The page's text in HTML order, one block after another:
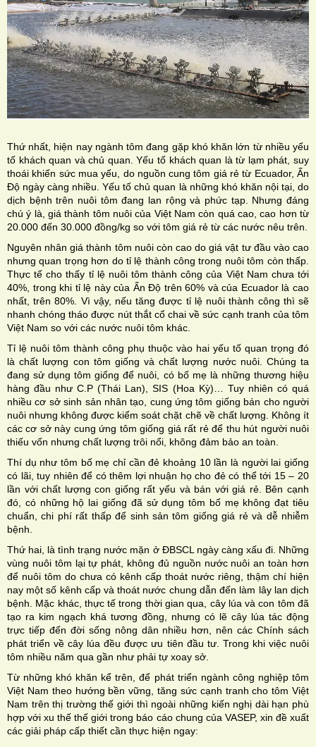
Thứ nhất, hiện nay ngành tôm đang gặp khó khăn lớn từ nhiều yếu
tố khách quan và chủ quan. Yếu tố khách quan là từ lạm phát, suy
thoái khiến sức mua yếu, do nguồn cung tôm giá rẻ từ Ecuador, Ấn
Độ ngày càng nhiều. Yếu tố chủ quan là những khó khăn nội tại, do
dịch bệnh trên nuôi tôm đang lan rộng và phức tạp. Nhưng đáng
chú ý là, giá thành tôm nuôi của Việt Nam còn quá cao, cao hơn từ
20.000 đến 30.000 đồng/kg so với tôm giá rẻ từ các nước nêu trên.
Nguyên nhân giá thành tôm nuôi còn cao do giá vật tư đầu vào cao
nhưng quan trọng hơn do tỉ lệ thành công trong nuôi tôm còn thấp.
Thực tế cho thấy tỉ lệ nuôi tôm thành công của Việt Nam chưa tới
40%, trong khi tỉ lệ này của Ấn Độ trên 60% và của Ecuador là cao
nhất, trên 80%. Vì vậy, nếu tăng được tỉ lệ nuôi thành công thì sẽ
nhanh chóng tháo được nút thắt cổ chai về sức cạnh tranh của tôm
Việt Nam so với các nước nuôi tôm khác.
Tỉ lệ nuôi tôm thành công phụ thuộc vào hai yếu tố quan trọng đó
là chất lượng con tôm giống và chất lượng nước nuôi. Chúng ta
đang sử dụng tôm giống để nuôi, có bố mẹ là những thương hiệu
hàng đầu như C.P (Thái Lan), SIS (Hoa Kỳ)… Tuy nhiên có quá
nhiều cơ sở sinh sản nhân tạo, cung ứng tôm giống bán cho người
nuôi nhưng không được kiểm soát chặt chẽ về chất lượng. Không ít
các cơ sở này cung ứng tôm giống giá rất rẻ để thu hút người nuôi
thiếu vốn nhưng chất lượng trôi nổi, không đảm bảo an toàn.
Thí dụ như tôm bố mẹ chỉ cần đẻ khoảng 10 lần là người lai giống
có lãi, tuy nhiên để có thêm lợi nhuận họ cho đẻ có thể tới 15 – 20
lần với chất lượng con giống rất yếu và bán với giá rẻ. Bên cạnh
đó, có những hộ lai giống đã sử dụng tôm bố mẹ không đạt tiêu
chuẩn, chi phí rất thấp để sinh sản tôm giống giá rẻ và dễ nhiễm
bệnh.
Thứ hai, là tình trạng nước mặn ở ĐBSCL ngày càng xấu đi. Những
vùng nuôi tôm lại tự phát, không đủ nguồn nước nuôi an toàn hơn
để nuôi tôm do chưa có kênh cấp thoát nước riêng, thậm chí hiện
nay một số kênh cấp và thoát nước chung dẫn đến làm lây lan dịch
bệnh. Mặc khác, thực tế trong thời gian qua, cây lúa và con tôm đã
tạo ra kim ngạch khá tương đồng, nhưng có lẽ cây lúa tác động
trực tiếp đến đời sống nông dân nhiều hơn, nên các Chính sách
phát triển về cây lúa đều được ưu tiên đầu tư. Trong khi việc nuôi
tôm nhiều năm qua gần như phải tự xoay sở.
Từ những khó khăn kể trên, để phát triển ngành công nghiệp tôm
Việt Nam theo hướng bền vững, tăng sức cạnh tranh cho tôm Việt
Nam trên thị trường thế giới thì ngoài những kiến nghị dài hạn phù
hợp với xu thế thế giới trong báo cáo chung của VASEP, xin đề xuất
các giải pháp cấp thiết cần thực hiện ngay: